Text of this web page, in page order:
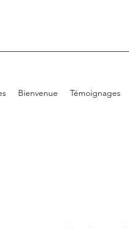
Bienvenue Témoignages